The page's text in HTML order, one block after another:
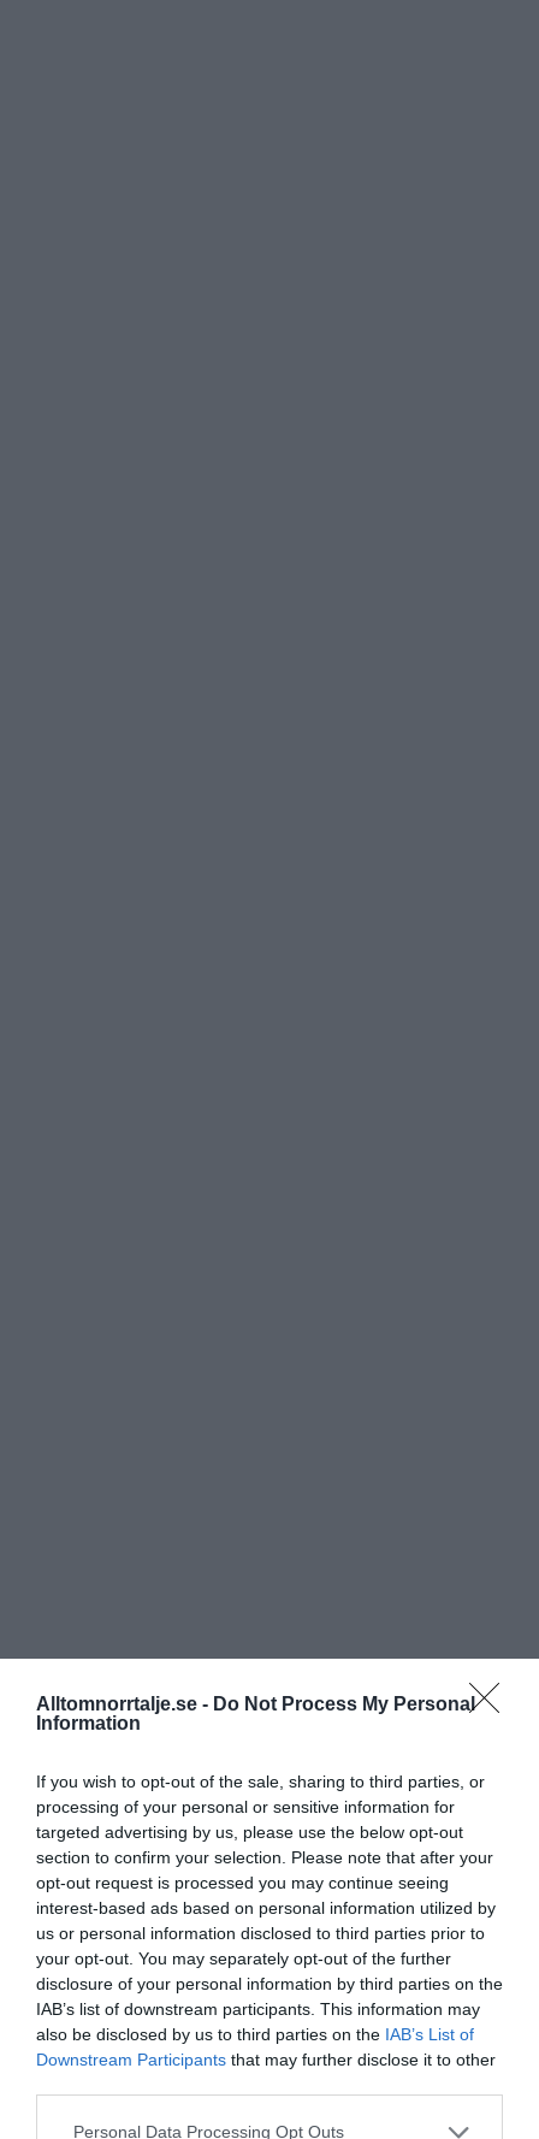
Alltomnorrtalje.se - Do Not Process My Personal
Information
If you wish to opt-out of the sale, sharing to third parties, or
processing of your personal or sensitive information for
targeted advertising by us, please use the below opt-out
section to confirm your selection. Please note that after your
opt-out request is processed you may continue seeing
interest-based ads based on personal information utilized by
us or personal information disclosed to third parties prior to
your opt-out. You may separately opt-out of the further
disclosure of your personal information by third parties on the
IAB’s list of downstream participants. This information may
also be disclosed by us to third parties on the IAB’s List of
Downstream Participants that may further disclose it to other
Personal Data Processing Opt Outs